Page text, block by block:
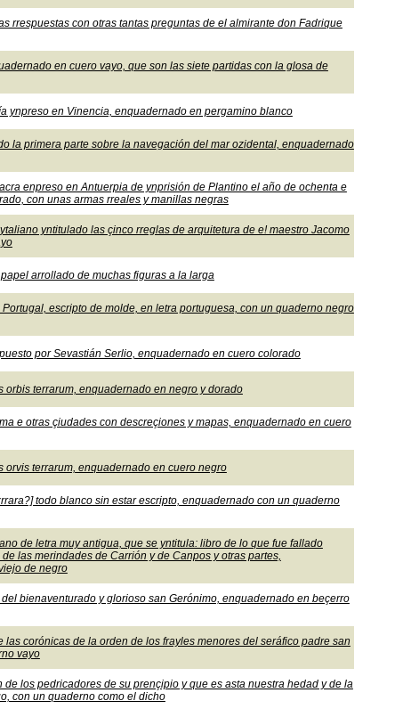
rrespuestas con otras tantas preguntas de el almirante don Fadrique
en cuero vayo, que son las siete partidas con la glosa de
ynpreso en Vinencia, enquadernado en pergamino blanco
la primera parte sobre la navegación del mar ozidental, enquadernado
enpreso en Antuerpia de ynprisión de Plantino el año de ochenta e
con unas armas rreales y manillas negras
yntitulado las çinco rreglas de arquitetura de e! maestro Jacomo
arrollado de muchas figuras a la larga
escripto de molde, en letra portuguesa, con un quaderno negro
por Sevastián Serlio, enquadernado en cuero colorado
orbis terrarum, enquadernado en negro y dorado
e otras çiudades con descreçiones y mapas, enquadernado en cuero
orvis terrarum, enquadernado en cuero negro
todo blanco sin estar escripto, enquadernado con un quaderno
de letra muy antigua, que se yntitula: libro de lo que fue fallado
las merindades de Carrión y de Canpos y otras partes,
de negro
bienaventurado y glorioso san Gerónimo, enquadernado en beçerro
las corónicas de la orden de los frayles menores del seráfico padre san
vayo
los pedricadores de su prençipio y que es asta nuestra hedad y de la
con un quaderno como el dicho